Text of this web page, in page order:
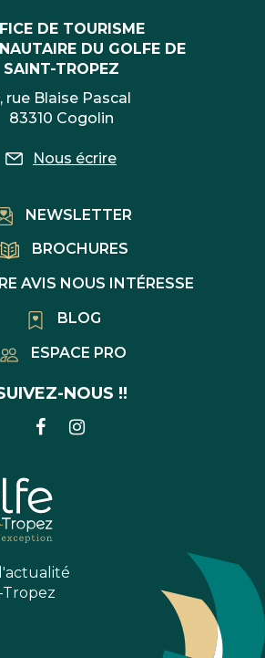
DE TOURISME
DU GOLFE DE
SAINT-TROPEZ
rue Blaise Pascal
83310 Cogolin
Nous écrire
NEWSLETTER
BROCHURES
AVIS NOUS INTÉRESSE
BLOG
ESPACE PRO
NOUS !!
LIEN
COMPTE
FACEBOOK